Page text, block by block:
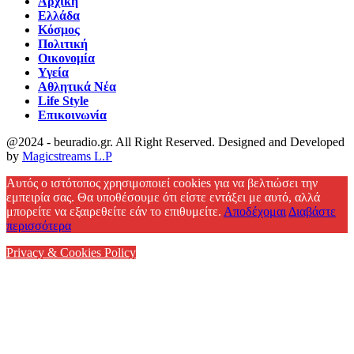
Ελλάδα
Κόσμος
Πολιτική
Οικονομία
Υγεία
Αθλητικά Νέα
Life Style
Επικοινωνία
@2024 - beuradio.gr. All Right Reserved. Designed and Developed
by Magicstreams L.P
Αυτός ο ιστότοπος χρησιμοποιεί cookies για να βελτιώσει την
εμπειρία σας. Θα υποθέσουμε ότι είστε εντάξει με αυτό, αλλά
μπορείτε να εξαιρεθείτε εάν το επιθυμείτε. Αποδέχομαι Διαβάστε
περισσότερα
Privacy & Cookies Policy